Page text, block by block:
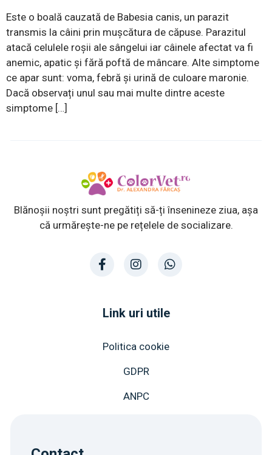
Este o boală cauzată de Babesia canis, un parazit
transmis la câini prin mușcătura de căpuse. Parazitul
atacă celulele roșii ale sângelui iar câinele afectat va fi
anemic, apatic și fără poftă de mâncare. Alte simptome
ce apar sunt: voma, febră și urină de culoare maronie.
Dacă observați unul sau mai multe dintre aceste
simptome […]
Blănoșii noștri sunt pregătiți să-ți însenineze ziua, așa
că urmărește-ne pe rețelele de socializare.
Link uri utile
Politica cookie
GDPR
ANPC